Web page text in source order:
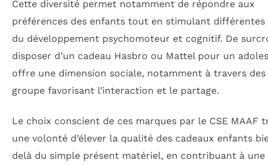
Cette diversité permet notamment de répondre aux
préférences des enfants tout en stimulant différentes
du développement psychomoteur et cognitif. De
disposer d’un cadeau Hasbro ou Mattel pour un
offre une dimension sociale, notamment à travers des
groupe favorisant l’interaction et le partage.
Le choix conscient de ces marques par le CSE MAAF
une volonté d’élever la qualité des cadeaux enfants
delà du simple présent matériel, en contribuant à une